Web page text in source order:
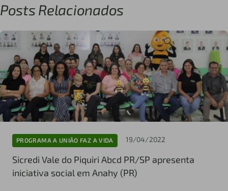
Posts Relacionados
PROGRAMA A UNIÃO FAZ A VIDA 19/04/2022
Sicredi Vale do Piquiri Abcd PR/SP apresenta
iniciativa social em Anahy (PR)